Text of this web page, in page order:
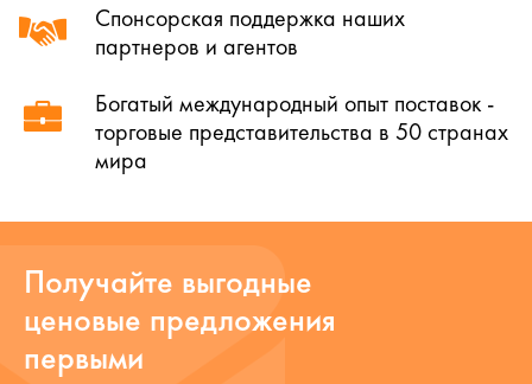
Спонсорская поддержка наших
партнеров и агентов
Богатый международный опыт поставок -
торговые представительства в 50 странах
мира
Получайте выгодные
ценовые предложения
первыми